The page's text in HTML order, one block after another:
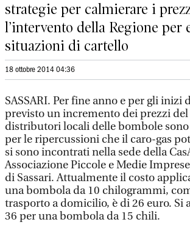
strategie per calmierare i
l’intervento della Regione per
situazioni di cartello
18 ottobre 2014 04:36
SASSARI. Per fine anno e per gli inizi
previsto un incremento dei prezzi del
distributori locali delle bombole
per le ripercussioni che il caro-gas
si sono incontrati nella sede della
Associazione Piccole e Medie
di Sassari. Attualmente il costo
una bombola da 10 chilogrammi,
trasporto a domicilio, è di 26 euro. Si
36 per una bombola da 15 chili.